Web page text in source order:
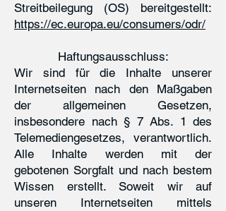
Streitbeilegung (OS) bereitgestellt:
https://ec.europa.eu/consumers/odr/
Haftungsausschluss:
Wir sind für die Inhalte unserer
Internetseiten nach den Maßgaben
der allgemeinen Gesetzen,
insbesondere nach § 7 Abs. 1 des
Telemediengesetzes, verantwortlich.
Alle Inhalte werden mit der
gebotenen Sorgfalt und nach bestem
Wissen erstellt. Soweit wir auf
unseren Internetseiten mittels